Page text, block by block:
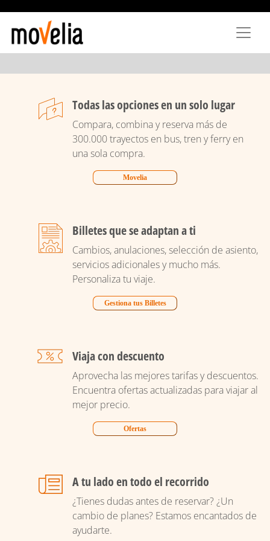
principal
Todas las opciones en un solo lugar
Compara, combina y reserva más de
300.000 trayectos en bus, tren y ferry en
una sola compra.
Movelia
Billetes que se adaptan a ti
Cambios, anulaciones, selección de asiento,
servicios adicionales y mucho más.
Personaliza tu viaje.
Gestiona tus Billetes
Viaja con descuento
Aprovecha las mejores tarifas y descuentos.
Encuentra ofertas actualizadas para viajar al
mejor precio.
Ofertas
A tu lado en todo el recorrido
¿Tienes dudas antes de reservar? ¿Un
cambio de planes? Estamos encantados de
ayudarte.